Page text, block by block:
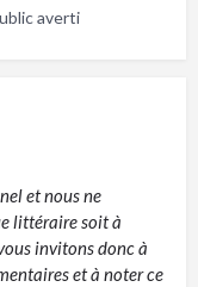
averti
et nous ne
littéraire soit à
invitons donc à
et à noter ce